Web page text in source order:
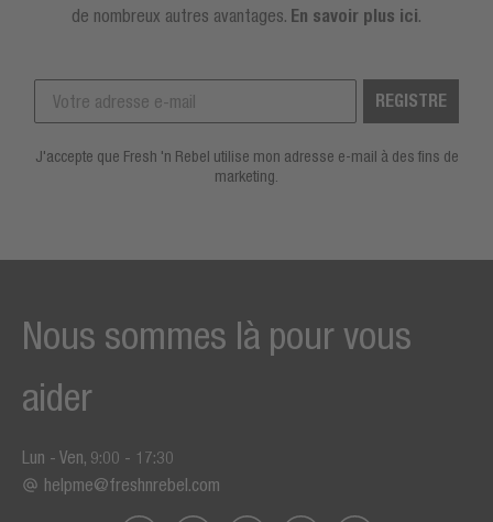
de nombreux autres avantages. En savoir plus ici.
REGISTRE
J'accepte que Fresh 'n Rebel utilise mon adresse e-mail à des fins de
marketing.
Nous sommes là pour vous
aider
Lun - Ven, 9:00 - 17:30
helpme@freshnrebel.com